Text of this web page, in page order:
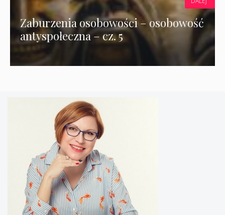
Zaburzenia osobowości – osobowość
antyspołeczna – cz. 5